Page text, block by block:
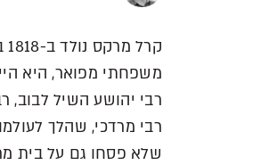
משפחתי מפואר, היא
רבי יהושע השיל
שלא פסחו גם על בית